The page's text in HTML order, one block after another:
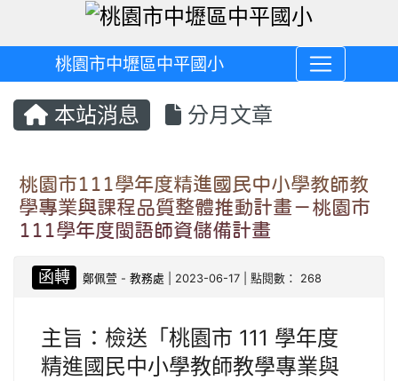
桃園市中壢區中平國小
本站消息 分月文章
桃園市111學年度精進國民中小學教師教
學專業與課程品質整體推動計畫－桃園市
111學年度閩語師資儲備計畫
函轉 鄭佩萱 -教務處 | 2023-06-17 | 點閱數： 268
主旨：檢送「桃園市 111 學年度
精進國民中小學教師教學專業與